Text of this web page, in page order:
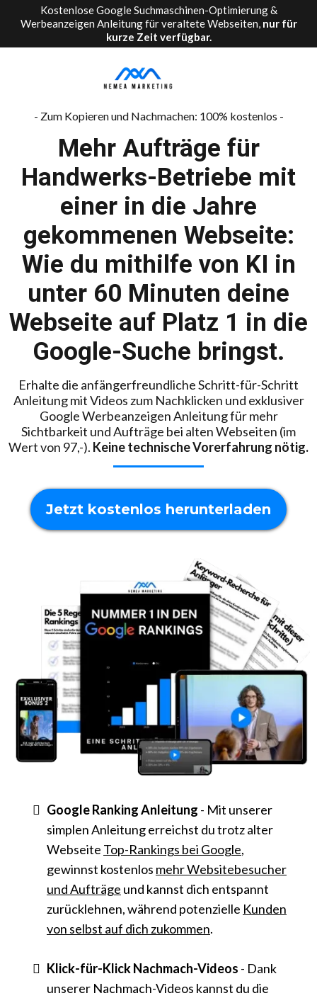
Kostenlose Google Suchmaschinen-Optimierung &
Werbeanzeigen Anleitung für veraltete Webseiten, nur für
kurze Zeit verfügbar.
- Zum Kopieren und Nachmachen: 100% kostenlos -
Mehr Aufträge für
Handwerks-Betriebe mit
einer in die Jahre
gekommenen Webseite:
Wie du mithilfe von KI in
unter 60 Minuten deine
Webseite auf Platz 1 in die
Google-Suche bringst.
Erhalte die anfängerfreundliche Schritt-für-Schritt
Anleitung mit Videos zum Nachklicken und exklusiver
Google Werbeanzeigen Anleitung für mehr
Sichtbarkeit und Aufträge bei alten Webseiten (im
Wert von 97,-). Keine technische Vorerfahrung nötig.
Jetzt kostenlos herunterladen
Google Ranking Anleitung - Mit unserer
simplen Anleitung erreichst du trotz alter
Webseite Top-Rankings bei Google,
gewinnst kostenlos mehr Websitebesucher
und Aufträge und kannst dich entspannt
zurücklehnen, während potenzielle Kunden
von selbst auf dich zukommen.
Klick-für-Klick Nachmach-Videos - Dank
unserer Nachmach-Videos kannst du die